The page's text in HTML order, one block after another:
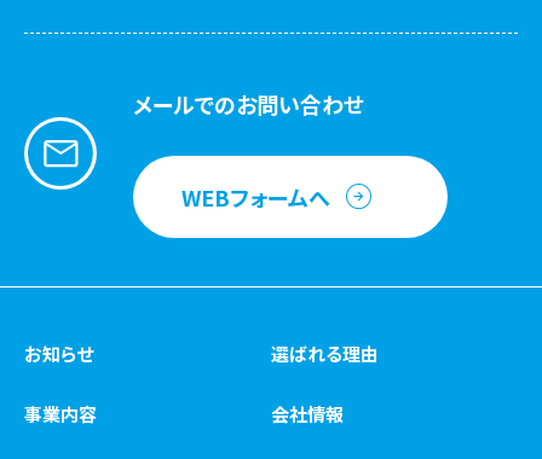
メールでのお問い合わせ
WEBフォームへ
お知らせ
事業内容
選ばれる理由
会社情報